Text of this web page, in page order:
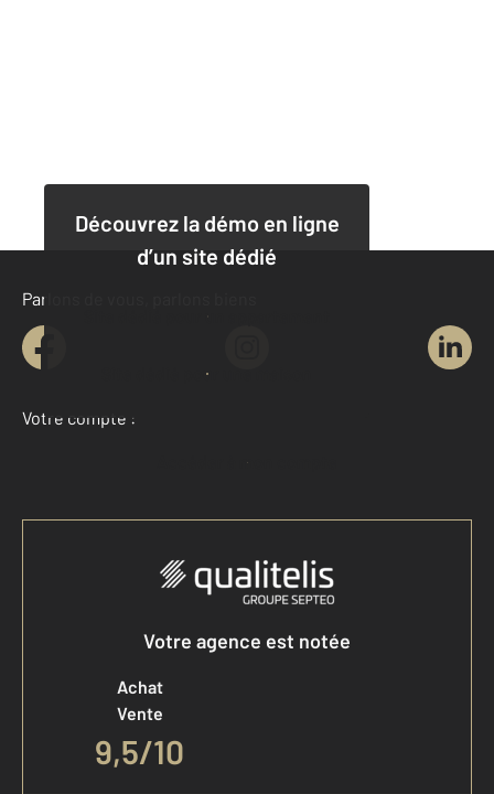
Découvrez la démo en ligne
d’un site dédié
Site dédié pour un appartement
Site dédié pour une maison
Parlons de vous, parlons biens
Votre compte :
Accéder à mon compte
Votre agence est notée
Achat
Vente
9,5/10